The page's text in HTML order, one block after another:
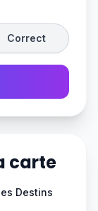
Correct
carte
Destins